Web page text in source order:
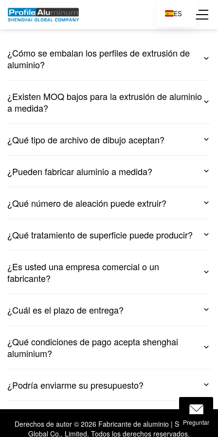
¿Cómo se embalan los perfiles de extrusión de
aluminio?
¿Existen MOQ bajos para la extrusión de aluminio
a medida?
¿Qué tipo de archivo de dibujo aceptan?
¿Pueden fabricar aluminio a medida?
¿Qué número de aleación puede extruir?
¿Qué tratamiento de superficie puede producir?
¿Es usted una empresa comercial o un
fabricante?
¿Cuál es el plazo de entrega?
¿Qué condiciones de pago acepta shenghai
aluminium?
¿Podría enviarme su presupuesto?
Derechos de autor © 2026 Fabricante de aluminio | Shenghai
Global Co., Limited. Todos los derechos reservados.
Preguntar
ES
EN